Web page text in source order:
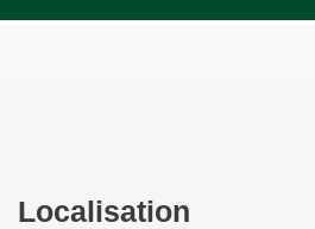
Localisation